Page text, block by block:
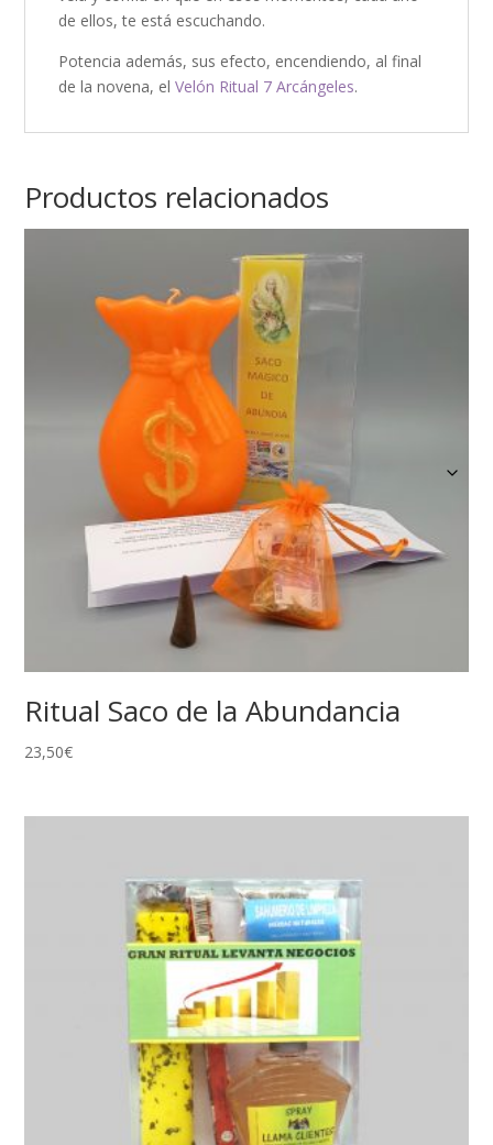
de ellos, te está escuchando.
Potencia además, sus efecto, encendiendo, al final
de la novena, elVelón Ritual 7 Arcángeles.
Productos relacionados
Ritual Saco de la Abundancia
23,50€